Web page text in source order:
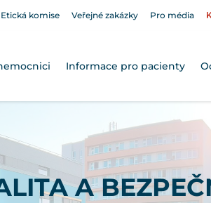
Etická komise Veřejné zakázky Pro média
Informace pro pacienty
A